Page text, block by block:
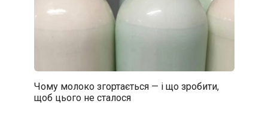
Чому молоко згортається — і що зробити,
щоб цього не сталося